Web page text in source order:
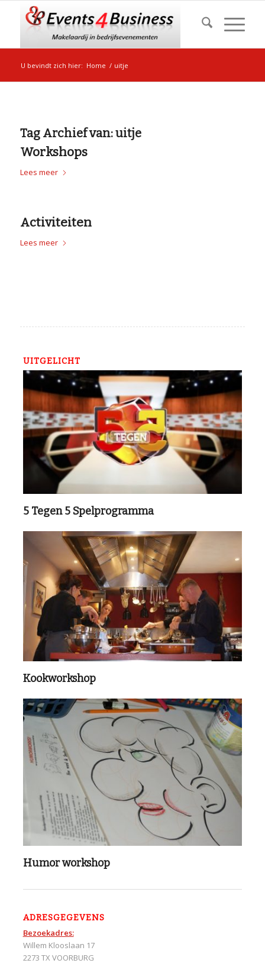
U bevindt zich hier: Home / uitje
Tag Archief van:uitje
Workshops
Lees meer
Activiteiten
Lees meer
UITGELICHT
5 Tegen 5 Spelprogramma
Kookworkshop
Humor workshop
ADRESGEGEVENS
Bezoekadres:
Willem Klooslaan 17
2273 TX VOORBURG